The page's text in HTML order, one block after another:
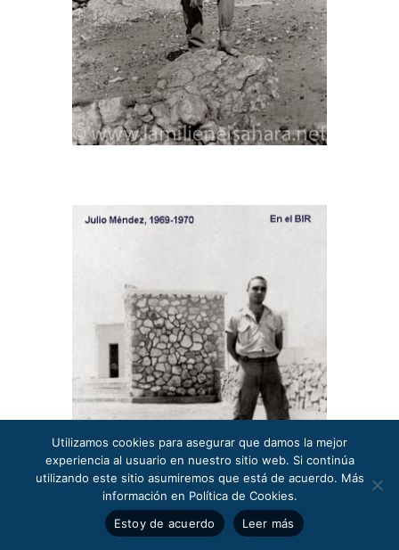
Utilizamos cookies para asegurar que damos la mejor
experiencia al usuario en nuestro sitio web. Si continúa
utilizando este sitio asumiremos que está de acuerdo. Más
información en Política de Cookies.
Estoy de acuerdo
Leer más